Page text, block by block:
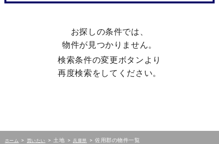
お探しの条件では、
物件が見つかりません。
検索条件の変更ボタンより
再度検索をしてください。
ホーム > 買いたい > 土地 > 兵庫県 > 佐用郡の物件一覧